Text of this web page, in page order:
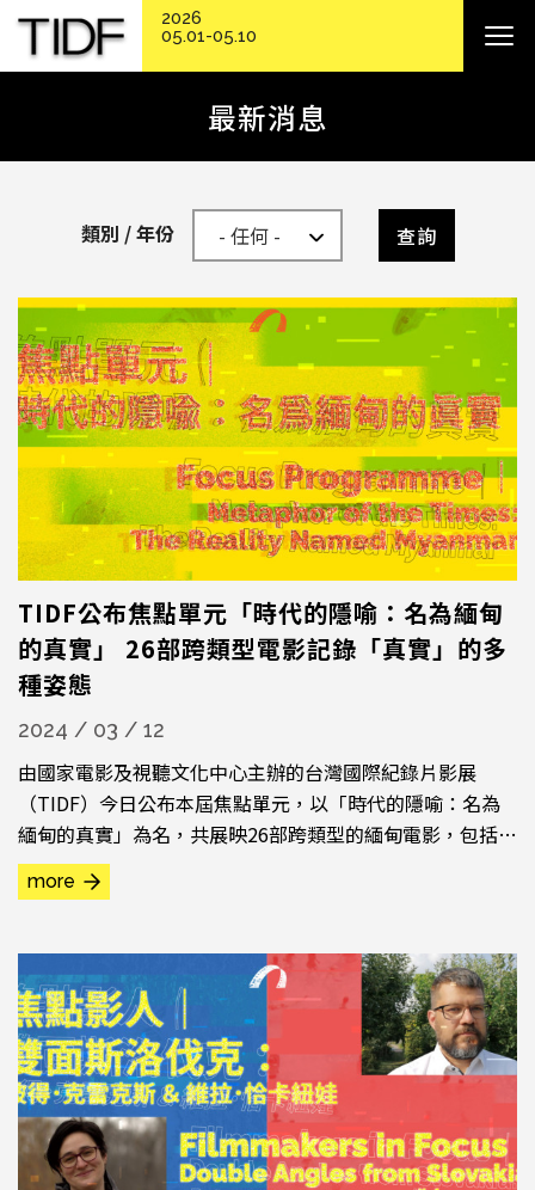
最新消息
類別 / 年份 查詢
TIDF公布焦點單元「時代的隱喻：名為緬甸
的真實」 26部跨類型電影記錄「真實」的多
種姿態
2024 / 03 / 12
由國家電影及視聽文化中心主辦的台灣國際紀錄片影展
（TIDF）今日公布本屆焦點單元，以「時代的隱喻：名為
緬甸的真實」為名，共展映26部跨類型的緬甸電影，包括心
情日記、前線紀錄、未來狂想、音畫實驗等，創作者們記錄
more
2026
05.01-05.10